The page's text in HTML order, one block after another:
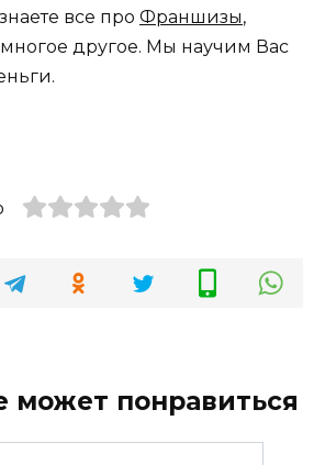
все про Франшизы,
другое. Мы научим Вас
может понравиться